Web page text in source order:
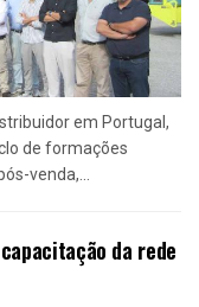
em Portugal,
de formações
venda,...
da rede